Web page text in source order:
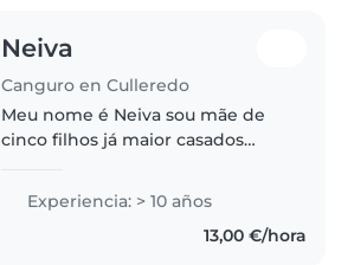
Neiva
Canguro en Culleredo
Meu nome é Neiva sou mãe de
cinco filhos já maior casados
Experiencia: > 10 años
13,00 €/hora